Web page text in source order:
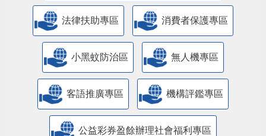
法律扶助專區 消費者保護專區
小黑蚊防治區 無人機專區
客語推廣專區 機構評鑑專區
公益彩券盈餘辦理社會福利專區